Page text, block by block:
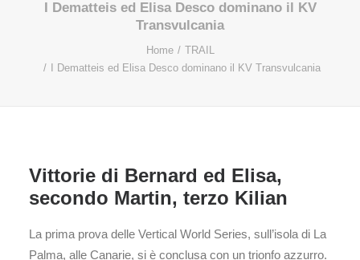
I Dematteis ed Elisa Desco dominano il KV
Transvulcania
Home
TRAIL
I Dematteis ed Elisa Desco dominano il KV Transvulcania
Vittorie di Bernard ed Elisa,
secondo Martin, terzo Kilian
La prima prova delle Vertical World Series, sull’isola di La
Palma, alle Canarie, si è conclusa con un trionfo azzurro.